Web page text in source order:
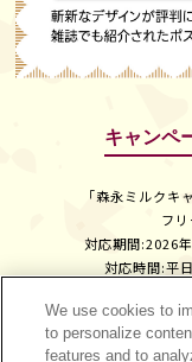
キャンペ
「森永ミルクキ
フ
対応期間:2026
対応時間:平
We use cookies to
to personalize
features and to